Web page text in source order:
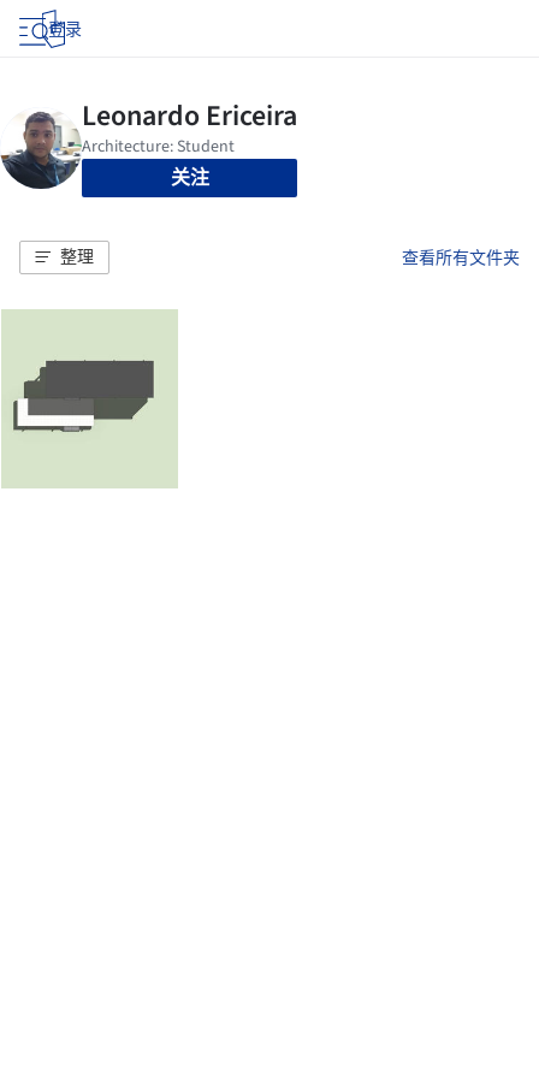
登录
关注
整理 查看所有文件夹